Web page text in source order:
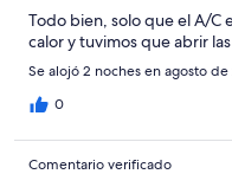
Todo bien, solo que el A/C
calor y tuvimos que abrir
Se alojó 2 noches en agosto
0
Comentario verificado